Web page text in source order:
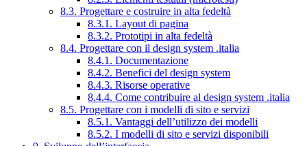
8.3. Progettare e costruire in alta fedeltà
8.3.1. Layout di pagina
8.3.2. Prototipi in alta fedeltà
8.4. Progettare con il design system .italia
8.4.1. Documentazione
8.4.2. Benefici del design system
8.4.3. Risorse operative
8.4.4. Come contribuire al design system .italia
8.5. Progettare con i modelli di sito e servizi
8.5.1. Vantaggi dell’utilizzo dei modelli
8.5.2. I modelli di sito e servizi disponibili